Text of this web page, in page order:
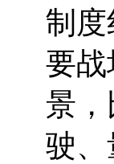
制
要
景
驶